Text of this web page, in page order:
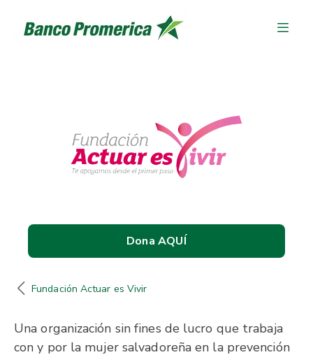
Una organización sin fines de lucro que trabaja
con y por la mujer salvadoreña en la prevención
Dona AQUÍ
Fundación Actuar es Vivir